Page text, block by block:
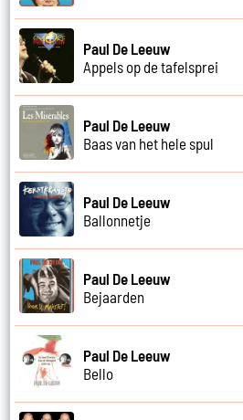
Paul De Leeuw
Appels op de tafelsprei
Paul De Leeuw
Baas van het hele spul
Paul De Leeuw
Ballonnetje
Paul De Leeuw
Bejaarden
Paul De Leeuw
Bello